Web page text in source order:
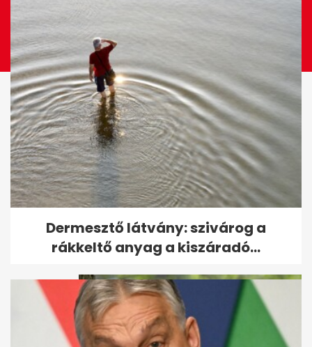
Rogán Cecília először mutatta
meg kisbabáját kamerák előtt
Dermesztő látvány: szivárog a
rákkeltő anyag a kiszáradó...